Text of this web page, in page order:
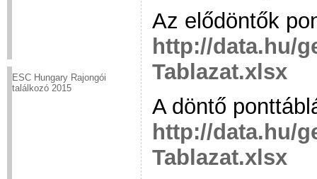
ESC Hungary Rajongói
találkozó 2015
Az elődöntők
http://data.hu/
Tablazat.xlsx
A döntő
http://data.hu/
Tablazat.xlsx